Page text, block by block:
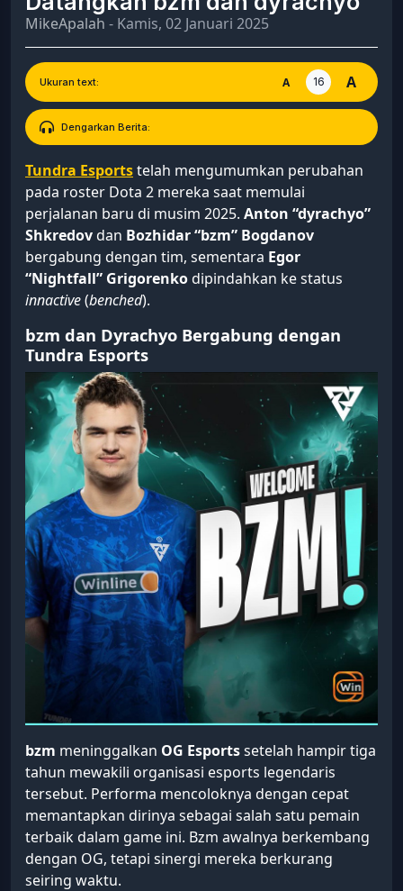
MikeApalah - Kamis, 02 Januari 2025
Ukuran text: A 16 A
Dengarkan Berita:
Tundra Esportstelah mengumumkan perubahan
pada roster Dota 2 mereka saat memulai
perjalanan baru di musim 2025. Anton “dyrachyo”
Shkredovdan Bozhidar “bzm” Bogdanov
bergabung dengan tim, sementara Egor
“Nightfall” Grigorenkodipindahkan ke status
innactive(benched).
bzm dan Dyrachyo Bergabung dengan
Tundra Esports
bzm meninggalkan OG Esportssetelah hampir tiga
tahun mewakili organisasi esports legendaris
tersebut. Performa mencoloknya dengan cepat
memantapkan dirinya sebagai salah satu pemain
terbaik dalam game ini. Bzm awalnya berkembang
dengan OG, tetapi sinergi mereka berkurang
seiring waktu.